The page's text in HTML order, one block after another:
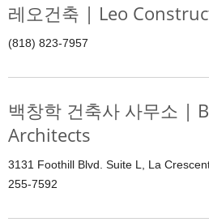
레오건축 | Leo
(818) 823-7957
백창학 건축사 사무소 |
Architects
3131 Foothill Blvd. Suite L, La
255-7592